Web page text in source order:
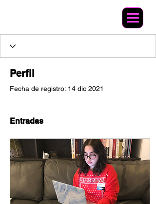
Perfil
Fecha de registro: 14 dic 2021
Entradas